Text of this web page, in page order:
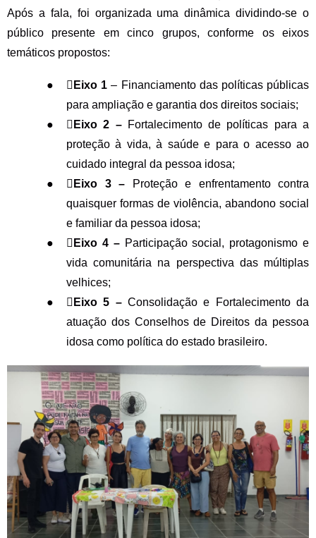
Após a fala, foi organizada uma dinâmica dividindo-se o
público presente em cinco grupos, conforme os eixos
temáticos propostos:
●  Eixo 1– Financiamento das políticas públicas
para ampliação e garantia dos direitos sociais;
●
Eixo 2 –Fortalecimento de políticas para a
proteção à vida, à saúde e para o acesso ao
cuidado integral da pessoa idosa;
●
 Eixo 3 – Proteção e enfrentamento contra
quaisquer formas de violência, abandono social
e familiar da pessoa idosa;
●
 Eixo 4 –Participação social, protagonismo e
vida comunitária na perspectiva das múltiplas
velhices;
●
 Eixo 5 –Consolidação e Fortalecimento da
atuação dos Conselhos de Direitos da pessoa
idosa como política do estado brasileiro.